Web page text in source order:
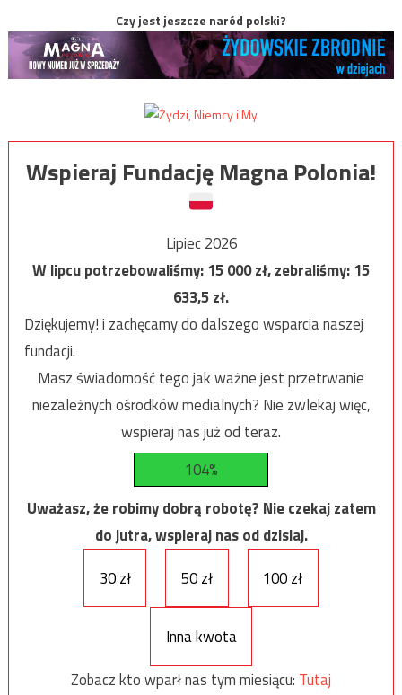
Czy jest jeszcze naród polski?
Wspieraj Fundację Magna Polonia!
Lipiec 2026
W lipcu potrzebowaliśmy:15 000zł, zebraliśmy:15
633,5zł.
Dziękujemy! i zachęcamy do dalszego wsparcia naszej
fundacji.
Masz świadomość tego jak ważne jest przetrwanie
niezależnych ośrodków medialnych? Nie zwlekaj więc,
wspieraj nas już od teraz.
104%
Uważasz, że robimy dobrą robotę? Nie czekaj zatem
do jutra, wspieraj nas od dzisiaj.
30 zł
50 zł 100 zł
Inna kwota
Zobacz kto wparł nas tym miesiącu: Tutaj